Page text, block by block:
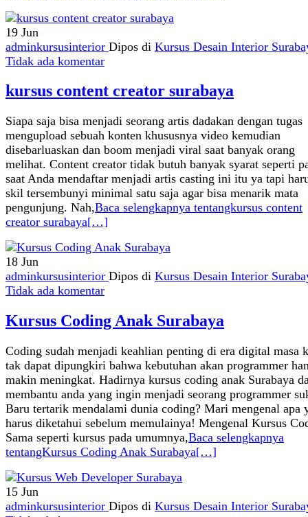
19 Jun
adminkursusinterior Dipos di Kursus Desain Interior
Tidak ada komentar
kursus content creator surabaya
Siapa saja bisa menjadi seorang artis dadakan dengan tugas
mengupload sebuah konten khususnya video kemudian
disebarluaskan dan boom menjadi viral saat banyak orang
melihat. Content creator tidak butuh banyak syarat seperti
saat Anda mendaftar menjadi artis casting ini itu ya tapi
skil tersembunyi minimal satu saja agar bisa menarik mata
pengunjung. Nah,Baca selengkapnya tentangkursus content
creator surabaya[…]
18 Jun
adminkursusinterior Dipos di Kursus Desain Interior
Tidak ada komentar
Kursus Coding Anak Surabaya
Coding sudah menjadi keahlian penting di era digital masa
tak dapat dipungkiri bahwa kebutuhan akan programmer
makin meningkat. Hadirnya kursus coding anak Surabaya
membantu anda yang ingin menjadi seorang programmer
Baru tertarik mendalami dunia coding? Mari mengenal apa
harus diketahui sebelum memulainya! Mengenal Kursus
Sama seperti kursus pada umumnya,Baca selengkapnya
tentangKursus Coding Anak Surabaya[…]
15 Jun
adminkursusinterior Dipos di Kursus Desain Interior